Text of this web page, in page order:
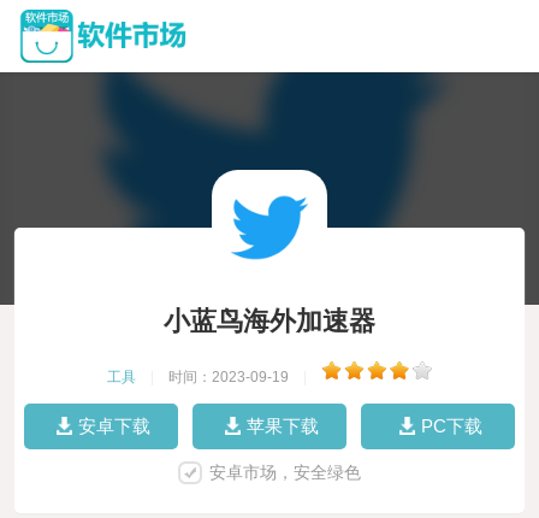
小蓝鸟海外加速器
工具 时间：2023-09-19
安卓下载 苹果下载 PC下载
安卓市场，安全绿色